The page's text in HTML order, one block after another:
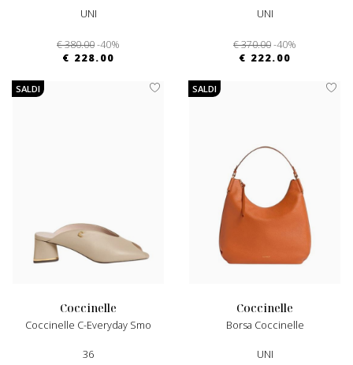
UNI
€ 380.00-40%
€ 228.00
UNI
€ 370.00-40%
€ 222.00
SALDI
coccinelle
Coccinelle C-Everyday Smo
36
SALDI
coccinelle
Borsa Coccinelle
UNI